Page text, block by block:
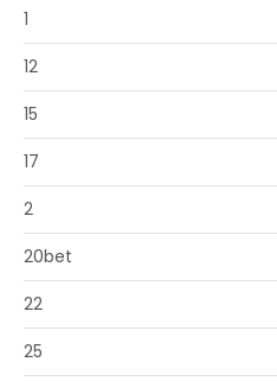
1
12
15
17
2
20bet
22
25